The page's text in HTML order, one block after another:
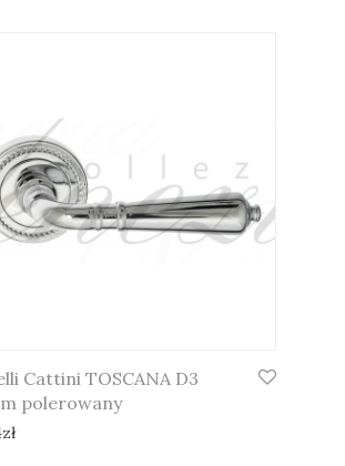
Cattini TOSCANA D3
polerowany
zł